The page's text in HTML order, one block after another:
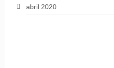
abril 2020